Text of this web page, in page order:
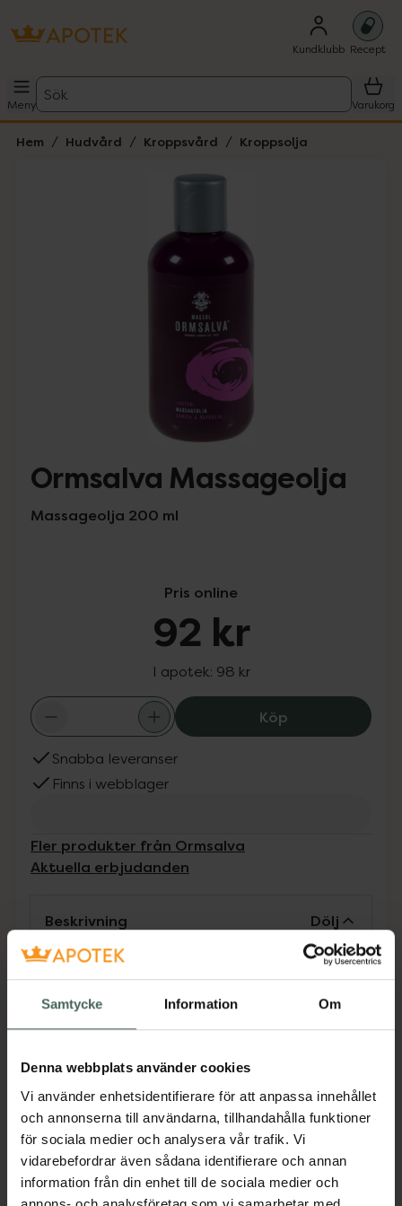
Samtycke Information Om
Denna webbplats använder cookies
Vi använder enhetsidentifierare för att anpassa innehållet
och annonserna till användarna, tillhandahålla funktioner
för sociala medier och analysera vår trafik. Vi
vidarebefordrar även sådana identifierare och annan
information från din enhet till de sociala medier och
Kundklubb Recept
Meny
Sök
Varukorg
Hem Hudvård Kroppsvård Kroppsolja
Ormsalva Massageolja
Massageolja 200 ml
Pris online
92 kr
I apotek: 98 kr
KöpOrmsalva
Snabba leveranser
Finns i webblager
Fler produkter från Ormsalva
Aktuella erbjudanden
Beskrivning Dölj
Oljan är lätt att massera in och ger en skön
Jämförpris 490 kr/l
EAN:07391593001431
Kategorier:
HudvårdKroppsoljaKroppsvårdMassage